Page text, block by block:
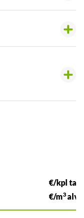
€/kpl tai
€/m3alv.